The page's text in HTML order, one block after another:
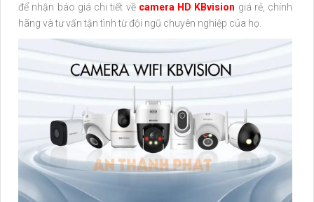
để nhận báo giá chi tiết về camera HD KBvision giá rẻ, chính
hãng và tư vấn tận tình từ đội ngũ chuyên nghiệp của họ.